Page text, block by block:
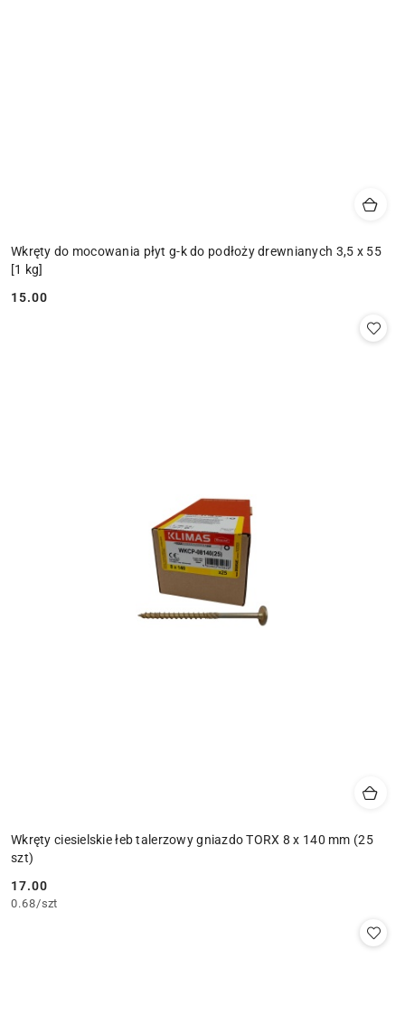
Wkręty do mocowania płyt g-k do podłoży drewnianych 3,5 x 55
[1 kg]
Cena:
15.00
Wkręty ciesielskie łeb talerzowy gniazdo TORX 8 x 140 mm (25
szt)
Cena:
17.00
0.68/szt